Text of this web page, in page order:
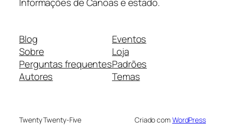
Blog
Sobre
Perguntas frequentes
Autores
Eventos
Loja
Padrões
Temas
Twenty Twenty-Five Criado com WordPress